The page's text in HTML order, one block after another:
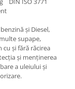
şi Diesel,
supape,
şi fără răcirea
şi menţinerea
a uleiului şi